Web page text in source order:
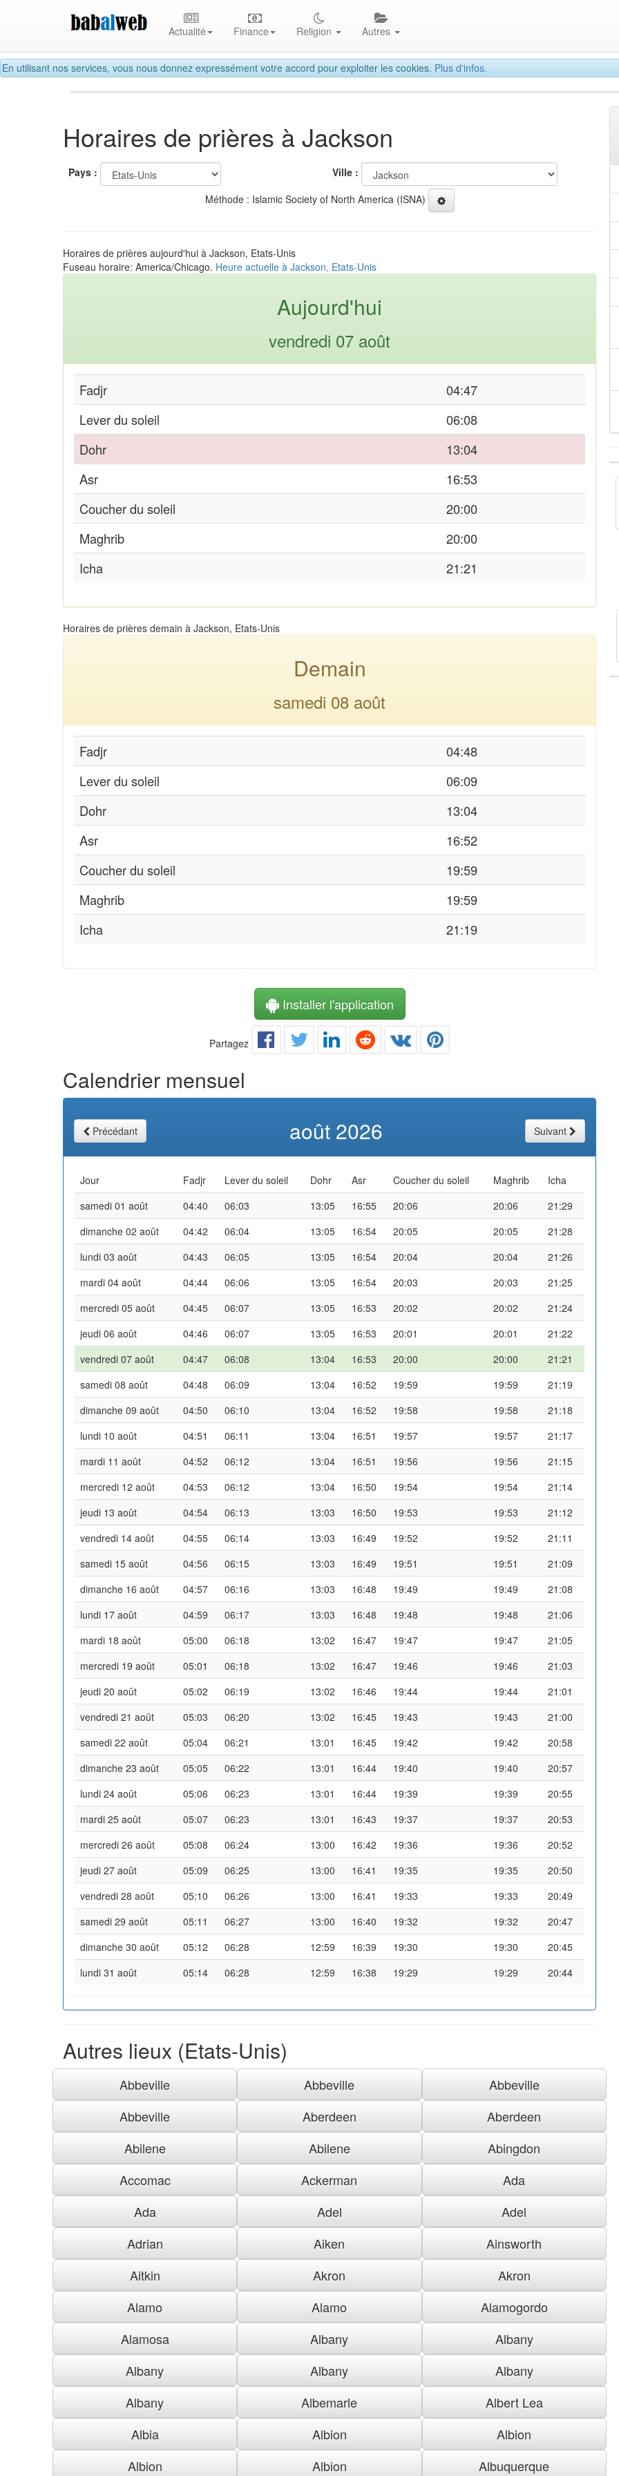
En utilisant nos services, vous nous donnez expressément votre accord pour exploiter les cookies. Plus d'infos.
Actualité Finance Religion Autres
Horaires de prières à Jackson
Pays :
Ville :
Méthode : Islamic Society of North America (ISNA)
Horaires de prières aujourd'hui à Jackson, Etats-Unis
Fuseau horaire: America/Chicago. Heure actuelle à Jackson, Etats-Unis
Aujourd'hui
vendredi 07 août
Fadjr
04:47
Lever du soleil
06:08
Dohr
13:04
Asr
16:53
Coucher du soleil
20:00
Maghrib
20:00
Icha
21:21
Horaires de prières demain à Jackson, Etats-Unis
Demain
samedi 08 août
Fadjr
04:48
Lever du soleil
06:09
Dohr
13:04
Asr
16:52
Coucher du soleil
19:59
Maghrib
19:59
Icha
21:19
Installer l'application
Partagez
Calendrier mensuel
Précédant août 2026 Suivant
Jour Fadjr Lever du soleil Dohr Asr Coucher du soleil Maghrib
Icha
samedi 01 août
04:40 06:03 13:05 16:55 20:06 20:06
21:29
dimanche 02 août
04:42 06:04 13:05 16:54 20:05 20:05
21:28
lundi 03 août
04:43 06:05 13:05 16:54 20:04 20:04
21:26
mardi 04 août
04:44 06:06 13:05 16:54 20:03 20:03
21:25
mercredi 05 août
04:45 06:07 13:05 16:53 20:02 20:02
21:24
jeudi 06 août
04:46 06:07 13:05 16:53 20:01 20:01
21:22
vendredi 07 août
04:47 06:08 13:04 16:53 20:00 20:00
21:21
samedi 08 août
04:48 06:09 13:04 16:52 19:59 19:59
21:19
dimanche 09 août
04:50 06:10 13:04 16:52 19:58 19:58
21:18
lundi 10 août
04:51 06:11 13:04 16:51 19:57 19:57
21:17
mardi 11 août
04:52 06:12 13:04 16:51 19:56 19:56
21:15
mercredi 12 août
04:53 06:12 13:04 16:50 19:54 19:54
21:14
jeudi 13 août
04:54 06:13 13:03 16:50 19:53 19:53
21:12
vendredi 14 août
04:55 06:14 13:03 16:49 19:52 19:52
21:11
samedi 15 août
04:56 06:15 13:03 16:49 19:51 19:51
21:09
dimanche 16 août
04:57 06:16 13:03 16:48 19:49 19:49
21:08
lundi 17 août
04:59 06:17 13:03 16:48 19:48 19:48
21:06
mardi 18 août
05:00 06:18 13:02 16:47 19:47 19:47
21:05
mercredi 19 août
05:01 06:18 13:02 16:47 19:46 19:46
21:03
jeudi 20 août
05:02 06:19 13:02 16:46 19:44 19:44
21:01
vendredi 21 août
05:03 06:20 13:02 16:45 19:43 19:43
21:00
samedi 22 août
05:04 06:21 13:01 16:45 19:42 19:42
20:58
dimanche 23 août
05:05 06:22 13:01 16:44 19:40 19:40
20:57
lundi 24 août
05:06 06:23 13:01 16:44 19:39 19:39
20:55
mardi 25 août
05:07 06:23 13:01 16:43 19:37 19:37
20:53
mercredi 26 août
05:08 06:24 13:00 16:42 19:36 19:36
20:52
jeudi 27 août
05:09 06:25 13:00 16:41 19:35 19:35
20:50
vendredi 28 août
05:10 06:26 13:00 16:41 19:33 19:33
20:49
samedi 29 août
05:11 06:27 13:00 16:40 19:32 19:32
20:47
dimanche 30 août
05:12 06:28 12:59 16:39 19:30 19:30
20:45
lundi 31 août
05:14 06:28 12:59 16:38 19:29 19:29 20:44
Autres lieux (Etats-Unis)
Abbeville Abbeville
Abbeville
Abbeville
Aberdeen
Aberdeen
Abilene
Abilene
Abingdon
Accomac
Ackerman
Ada
Ada
Adel
Adel
Adrian
Aiken
Ainsworth
Aitkin
Akron
Akron
Alamo
Alamo
Alamogordo
Alamosa
Albany
Albany
Albany
Albany
Albany
Albany
Albemarle
Albert Lea
Albia
Albion
Albion
Albion
Albion Albuquerque